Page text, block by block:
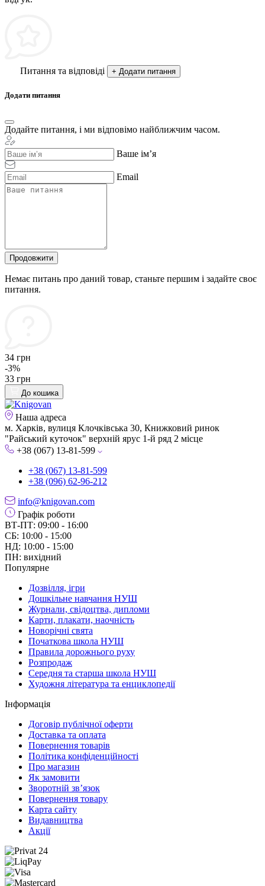
Питання та відповіді + Додати питання
Додати питання
Додайте питання, і ми відповімо найближчим часом.
Ваше ім’я
Email
Продовжити
Немає питань про даний товар, станьте першим і задайте своє
питання.
34 грн
-3%
33 грн
До кошика
Наша адреса
м. Харків, вулиця Клочківська 30, Книжковий ринок
"Райський куточок" верхній ярус 1-й ряд 2 місце
+38 (067) 13-81-599
+38 (067) 13-81-599
+38 (096) 62-96-212
info@knigovan.com
Графік роботи
ВТ-ПТ: 09:00 - 16:00
СБ: 10:00 - 15:00
НД: 10:00 - 15:00
ПН: вихідний
Популярне
Дозвілля, ігри
Дошкільне навчання НУШ
Журнали, свідоцтва, дипломи
Карти, плакати, наочність
Новорічні свята
Початкова школа НУШ
Правила дорожнього руху
Розпродаж
Середня та старша школа НУШ
Художня література та енциклопедії
Інформація
Договір публічної оферти
Доставка та оплата
Повернення товарів
Політика конфіденційності
Про магазин
Як замовити
Зворотній зв’язок
Повернення товару
Карта сайту
Видавництва
Акції